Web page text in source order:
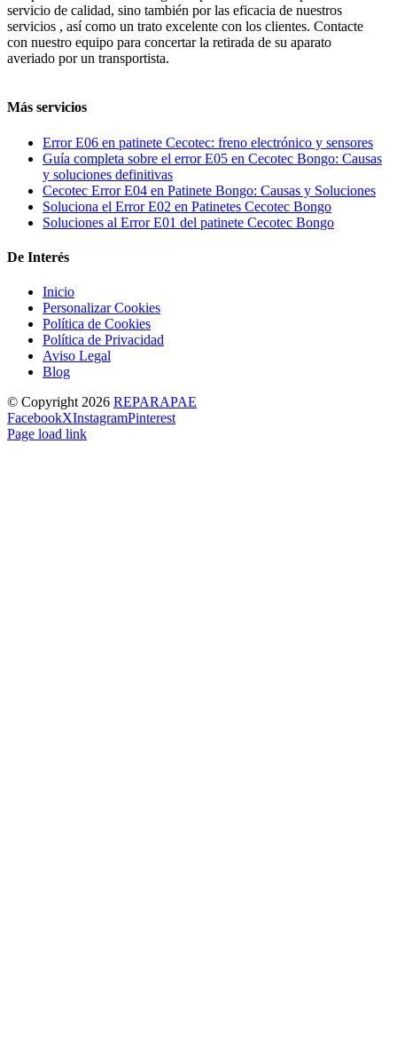
servicio de calidad, sino también por las eficacia de nuestros
servicios , así como un trato excelente con los clientes. Contacte
con nuestro equipo para concertar la retirada de su aparato
averiado por un transportista.
Más servicios
Error E06 en patinete Cecotec: freno electrónico y sensores
Guía completa sobre el error E05 en Cecotec Bongo: Causas
y soluciones definitivas
Cecotec Error E04 en Patinete Bongo: Causas y Soluciones
Soluciona el Error E02 en Patinetes Cecotec Bongo
Soluciones al Error E01 del patinete Cecotec Bongo
De Interés
Inicio
Personalizar Cookies
Política de Cookies
Política de Privacidad
Aviso Legal
Blog
© Copyright 2026 REPARAPAE
FacebookXInstagramPinterest
Page load link